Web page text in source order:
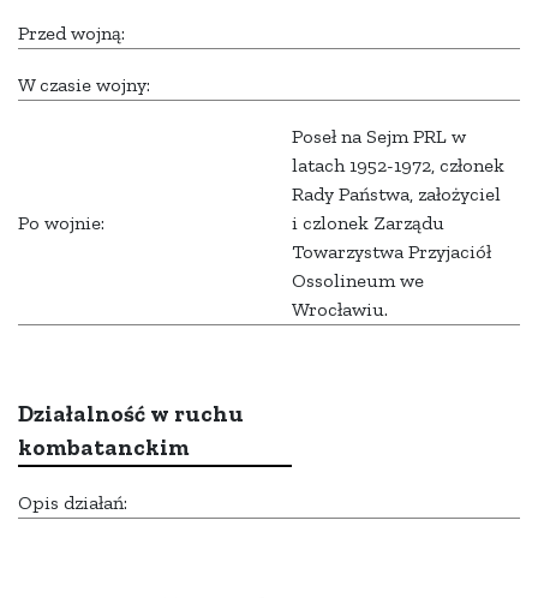
Przed wojną:
W czasie wojny:
Po wojnie:
Poseł na Sejm PRL w
latach 1952-1972, członek
Rady Państwa, założyciel
i czlonek Zarządu
Towarzystwa Przyjaciół
Ossolineum we
Wrocławiu.
Działalność w ruchu
kombatanckim
Opis działań: